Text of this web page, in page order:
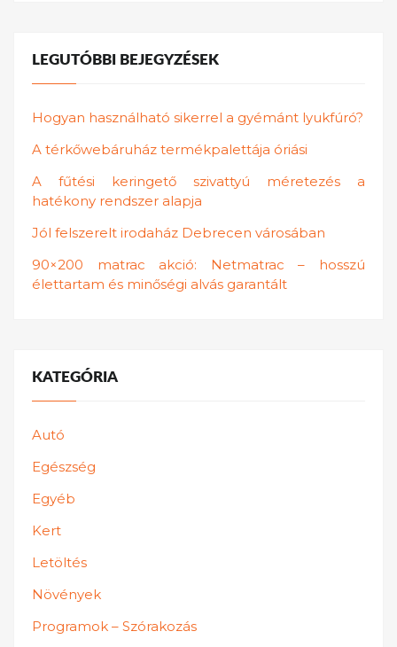
LEGUTÓBBI BEJEGYZÉSEK
Hogyan használható sikerrel a gyémánt lyukfúró?
A térkőwebáruház termékpalettája óriási
A fűtési keringető szivattyú méretezés a
hatékony rendszer alapja
Jól felszerelt irodaház Debrecen városában
90×200 matrac akció: Netmatrac – hosszú
élettartam és minőségi alvás garantált
KATEGÓRIA
Autó
Egészség
Egyéb
Kert
Letöltés
Növények
Programok – Szórakozás